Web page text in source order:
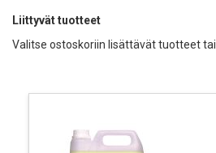
Liittyvät tuotteet
Valitse ostoskoriin lisättävät tuotteet tai